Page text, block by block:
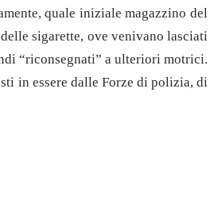
quale iniziale magazzino del
sigarette, ove venivano lasciati
“riconsegnati” a ulteriori motrici.
in essere dalle Forze di polizia, di